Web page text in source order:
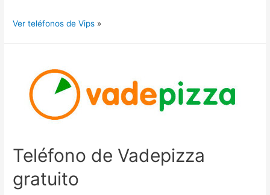
Ver teléfonos de Vips »
Teléfono de Vadepizza
gratuito